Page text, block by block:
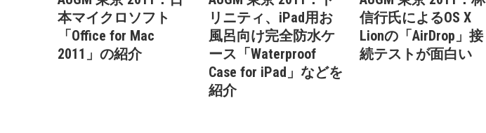
本マイクロソフト
「Office for Mac
2011」の紹介
リニティ、iPad用お
風呂向け完全防水ケ
ース「Waterproof
Case for iPad」などを
紹介
信行氏によるOS X
Lionの「AirDrop」接
続テストが面白い